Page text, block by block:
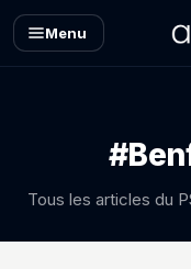
Menu
Tous les articles du